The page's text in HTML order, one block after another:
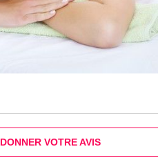
DONNER VOTRE AVIS